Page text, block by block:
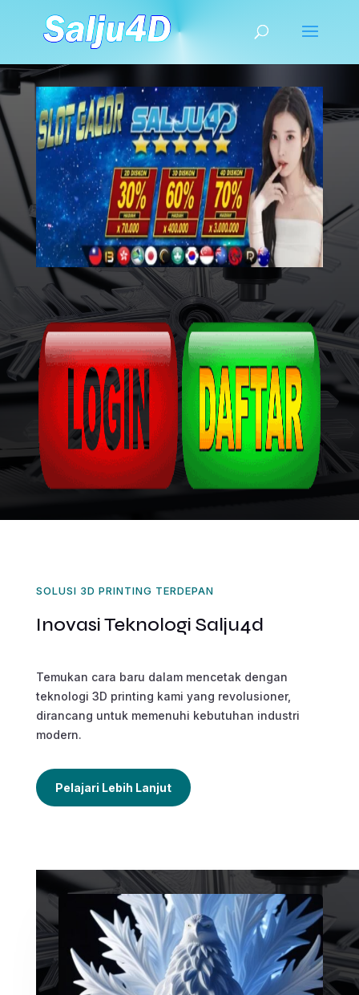
SOLUSI 3D PRINTING TERDEPAN
Inovasi Teknologi Salju4d
Temukan cara baru dalam mencetak dengan
teknologi 3D printing kami yang revolusioner,
dirancang untuk memenuhi kebutuhan industri
modern.
Pelajari Lebih Lanjut